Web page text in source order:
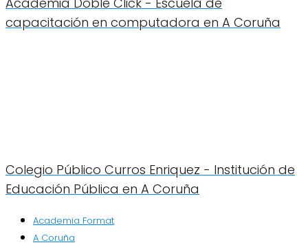
capacitación en computadora en A Coruña
Colegio Público Curros Enriquez - Institución de
Educación Pública en A Coruña
Academia Format
A Coruña